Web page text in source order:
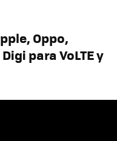
Oppo,
para VoLTE y